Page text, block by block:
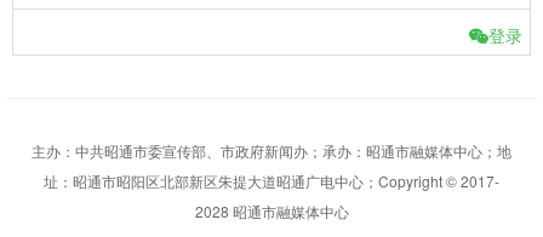
登录
主办：中共昭通市委宣传部、市政府新闻办；承办：昭通市融媒体中心；地
址：昭通市昭阳区北部新区朱提大道昭通广电中心；Copyright © 2017-
2028 昭通市融媒体中心